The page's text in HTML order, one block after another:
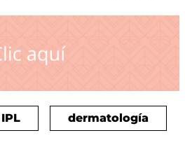
IPL
dermatología